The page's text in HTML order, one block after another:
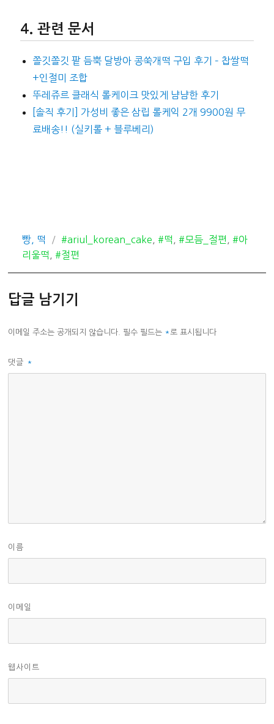
관련 문서
쫄깃쫄깃 팥 듬뿍 달방아 콩쑥개떡 구입 후기 – 찹쌀떡
+인절미 조합
뚜레쥬르 클래식 롤케이크 맛있게 냠냠한 후기
[솔직 후기] 가성비 좋은 삼립 롤케익 2개 9900원 무
료배송!! (실키롤 + 블루베리)
카
테
빵, 떡
태
그
#ariul_korean_cake, #떡, #모듬_절편 , #아
리울떡,#절편
답글 남기기
이메일 주소는 공개되지 않습니다. 필수 필드는 *로 표시됩니다
댓글 *
이름
이메일
웹사이트